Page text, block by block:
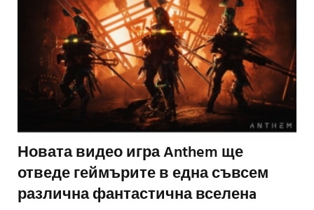
Новата видео игра Anthem ще
отведе геймърите в една съвсем
различна фантастична вселенa